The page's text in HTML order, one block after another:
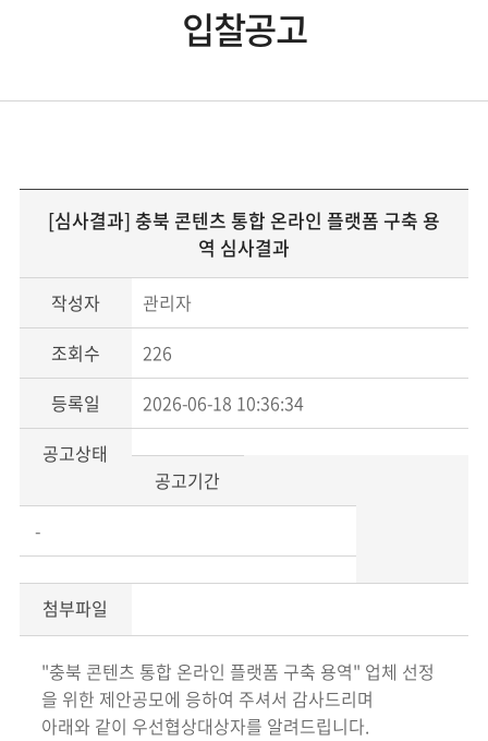
입찰공고
[심사결과] 충북 콘텐츠 통합 온라인 플랫폼 구축 용
역 심사결과
작성자
관리자
조회수
226
등록일
2026-06-18 10:36:34
공고상태
공고기간
-
첨부파일
"충북 콘텐츠 통합 온라인 플랫폼 구축 용역" 업체 선정
을 위한 제안공모에 응하여 주셔서 감사드리며
아래와 같이 우선협상대상자를 알려드립니다.